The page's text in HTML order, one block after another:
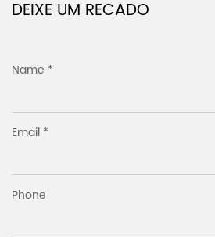
DEIXE UM RECADO
Name *
Email *
Phone